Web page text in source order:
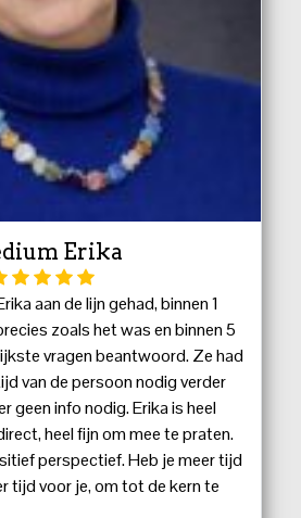
Erika
aan de lijn gehad, binnen 1
zoals het was en binnen 5
vragen beantwoord. Ze had
van de persoon nodig verder
geen info nodig. Erika is heel
heel fijn om mee te praten.
perspectief. Heb je meer tijd
tijd voor je, om tot de kern te